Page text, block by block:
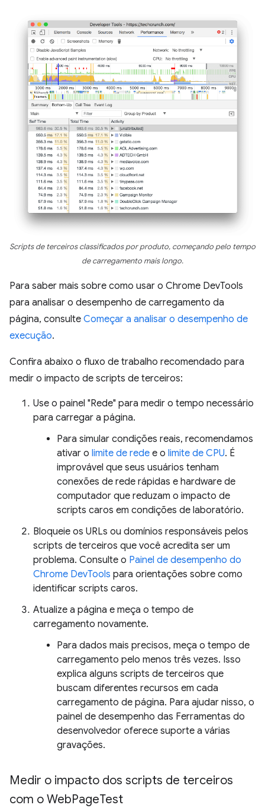
Scripts de terceiros classificados por produto, começando pelo tempo
de carregamento mais longo.
Para saber mais sobre como usar o Chrome DevTools
para analisar o desempenho de carregamento da
página, consulte Começar a analisar o desempenho de
execução.
Confira abaixo o fluxo de trabalho recomendado para
medir o impacto de scripts de terceiros:
Use o painel "Rede" para medir o tempo necessário
para carregar a página.
Para simular condições reais, recomendamos
ativar o limite de rede e o limite de CPU. É
improvável que seus usuários tenham
conexões de rede rápidas e hardware de
computador que reduzam o impacto de
scripts caros em condições de laboratório.
Bloqueie os URLs ou domínios responsáveis pelos
scripts de terceiros que você acredita ser um
problema. Consulte o Painel de desempenho do
Chrome DevTools para orientações sobre como
identificar scripts caros.
Atualize a página e meça o tempo de
carregamento novamente.
Para dados mais precisos, meça o tempo de
carregamento pelo menos três vezes. Isso
explica alguns scripts de terceiros que
buscam diferentes recursos em cada
carregamento de página. Para ajudar nisso, o
painel de desempenho das Ferramentas do
desenvolvedor oferece suporte a várias
gravações.
Medir o impacto dos scripts de terceiros
com o WebPageTest